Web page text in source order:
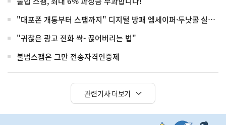
"대포폰 개통부터 스팸까지" 디지털 방패 엠세이퍼·두낫콜 실전 가이드
"귀찮은 광고 전화 싹- 끊어버리는 법"
불법스팸은 그만 전송자격인증제
관련기사 더보기